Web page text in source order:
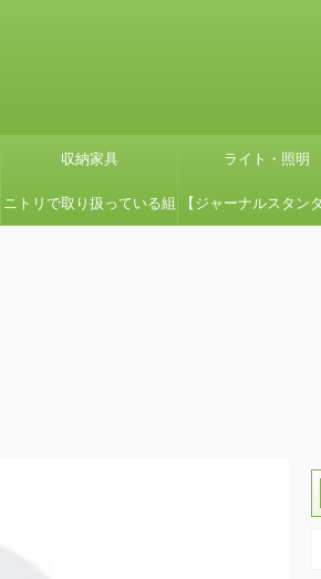
収納家具 ライト・照明
ニトリで取り扱っている組 【ジャーナルスタン